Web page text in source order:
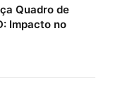
Quadro de
Impacto no